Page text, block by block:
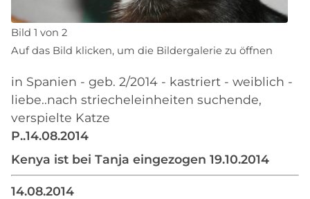
Bild 1 von 2
Auf das Bild klicken, um die Bildergalerie zu öffnen
in Spanien - geb. 2/2014 - kastriert - weiblich -
liebe..nach striecheleinheiten suchende,
verspielte Katze
P..14.08.2014
Kenya ist bei Tanja eingezogen 19.10.2014
14.08.2014